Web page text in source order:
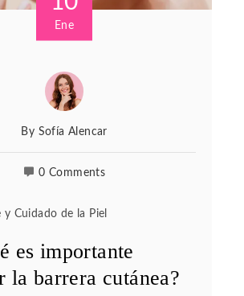
Ene
By Sofía Alencar
0 Comments
y Cuidado de la Piel
es importante
la barrera cutánea?